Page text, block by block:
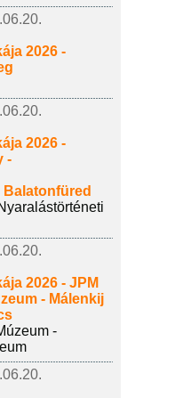
2026 -
2026 -
-
2026 - JPM
- Málenkij
-